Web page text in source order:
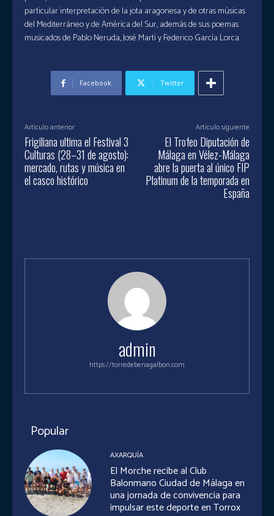
particular interpretación de la jota aragonesa y de otras músicas
del Mediterráneo y de América del Sur, además de sus poemas
musicados de Pablo Neruda, José Martí y Federico García Lorca.
Facebook Twitter
Artículo anterior
Frigiliana ultima el Festival 3
Culturas (28–31 de agosto):
mercado, rutas y música en
el casco histórico
Artículo siguiente
El Trofeo Diputación de
Málaga en Vélez-Málaga
abre la puerta al único FIP
Platinum de la temporada en
España
admin
https://torredebenagalbon.com
Popular
AXARQUÍA
El Morche recibe al Club
Balonmano Ciudad de Málaga en
una jornada de convivencia para
impulsar este deporte en Torrox